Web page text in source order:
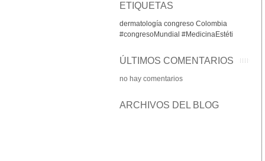
ETIQUETAS
dermatología congreso Colombia
#congresoMundial #MedicinaEstéti
ÚLTIMOS COMENTARIOS
no hay comentarios
ARCHIVOS DEL BLOG